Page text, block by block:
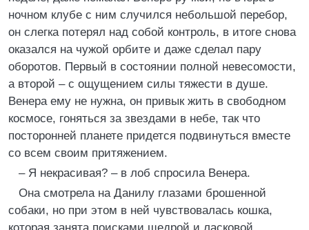
ночном клубе с ним случился небольшой перебор,
он слегка потерял над собой контроль, в итоге снова
оказался на чужой орбите и даже сделал пару
оборотов. Первый в состоянии полной невесомости,
а второй – с ощущением силы тяжести в душе.
Венера ему не нужна, он привык жить в свободном
космосе, гоняться за звездами в небе, так что
посторонней планете придется подвинуться вместе
со всем своим притяжением.
– Я некрасивая? – в лоб спросила Венера.
Она смотрела на Данилу глазами брошенной
собаки, но при этом в ней чувствовалась кошка,